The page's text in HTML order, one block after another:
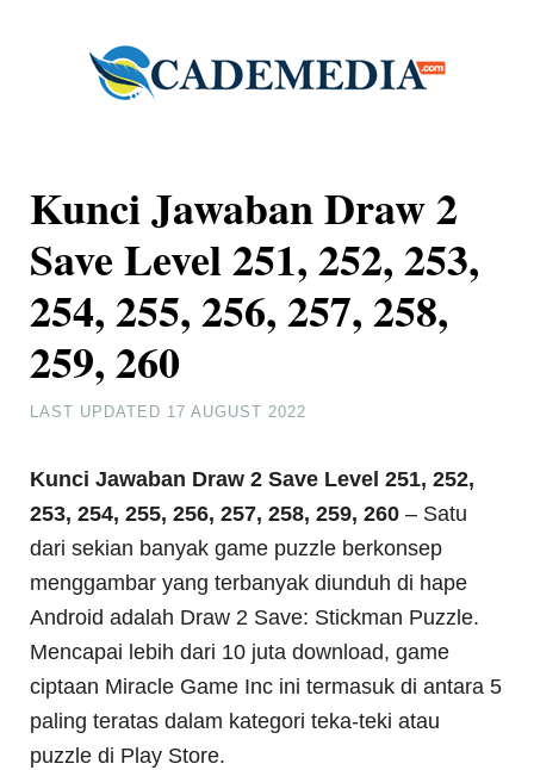
Kunci Jawaban Draw 2
Save Level 251, 252, 253,
254, 255, 256, 257, 258,
259, 260
LAST UPDATED 17 AUGUST 2022
Kunci Jawaban Draw 2 Save Level 251, 252,
253, 254, 255, 256, 257, 258, 259, 260 – Satu
dari sekian banyak game puzzle berkonsep
menggambar yang terbanyak diunduh di hape
Android adalah Draw 2 Save: Stickman Puzzle.
Mencapai lebih dari 10 juta download, game
ciptaan Miracle Game Inc ini termasuk di antara 5
paling teratas dalam kategori teka-teki atau
puzzle di Play Store.